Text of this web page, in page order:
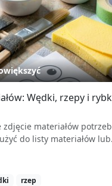
Wędki, rzepy i
zdjęcie materiałów
do listy materiałów
rzep